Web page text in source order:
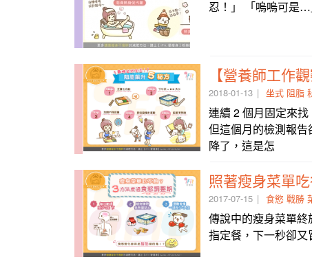
忍！」 「嗚嗚可是…
【營養師工作
2018-01-13 坐式 阻脂
連續 2 個月固定來
但這個月的檢測報
降了，這是怎
照著瘦身菜單
2017-07-15 食慾 戰勝
傳說中的瘦身菜單
指定餐，下一秒卻